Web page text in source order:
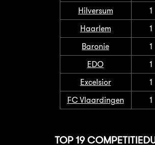
Hilversum
1
Haarlem
1
Baronie
1
EDO
1
Excelsior
1
FC Vlaardingen
1
TOP 19